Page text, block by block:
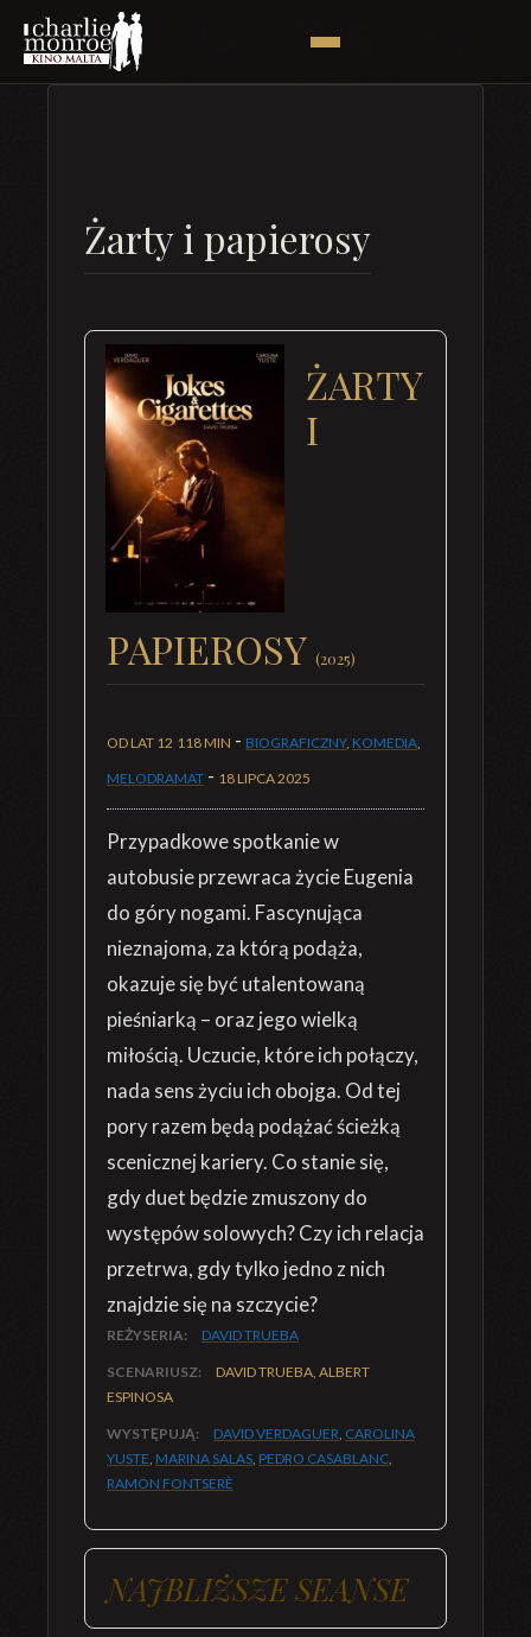
Żarty i papierosy
ŻARTY
I
PAPIEROSY (2025)
OD LAT 12 118 MIN - BIOGRAFICZNY, KOMEDIA,
MELODRAMAT - 18 LIPCA 2025
Przypadkowe spotkanie w
autobusie przewraca życie Eugenia
do góry nogami. Fascynująca
nieznajoma, za którą podąża,
okazuje się być utalentowaną
pieśniarką – oraz jego wielką
miłością. Uczucie, które ich połączy,
nada sens życiu ich obojga. Od tej
pory razem będą podążać ścieżką
scenicznej kariery. Co stanie się,
gdy duet będzie zmuszony do
występów solowych? Czy ich relacja
przetrwa, gdy tylko jedno z nich
znajdzie się na szczycie?
REŻYSERIA: DAVID TRUEBA
SCENARIUSZ:
DAVID TRUEBA, ALBERT
ESPINOSA
WYSTĘPUJĄ: DAVID VERDAGUER, CAROLINA
YUSTE, MARINA SALAS, PEDRO CASABLANC,
RAMON FONTSERÈ
NAJBLIŻSZE SEANSE